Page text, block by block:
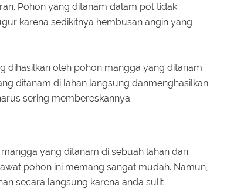
Pohon yang ditanam dalam pot tidak
karena sedikitnya hembusan angin yang
dihasilkan oleh pohon mangga yang ditanam
ditanam di lahan langsung danmenghasilkan
sering membereskannya.
yang ditanam di sebuah lahan dan
pohon ini memang sangat mudah. Namun,
secara langsung karena anda sulit